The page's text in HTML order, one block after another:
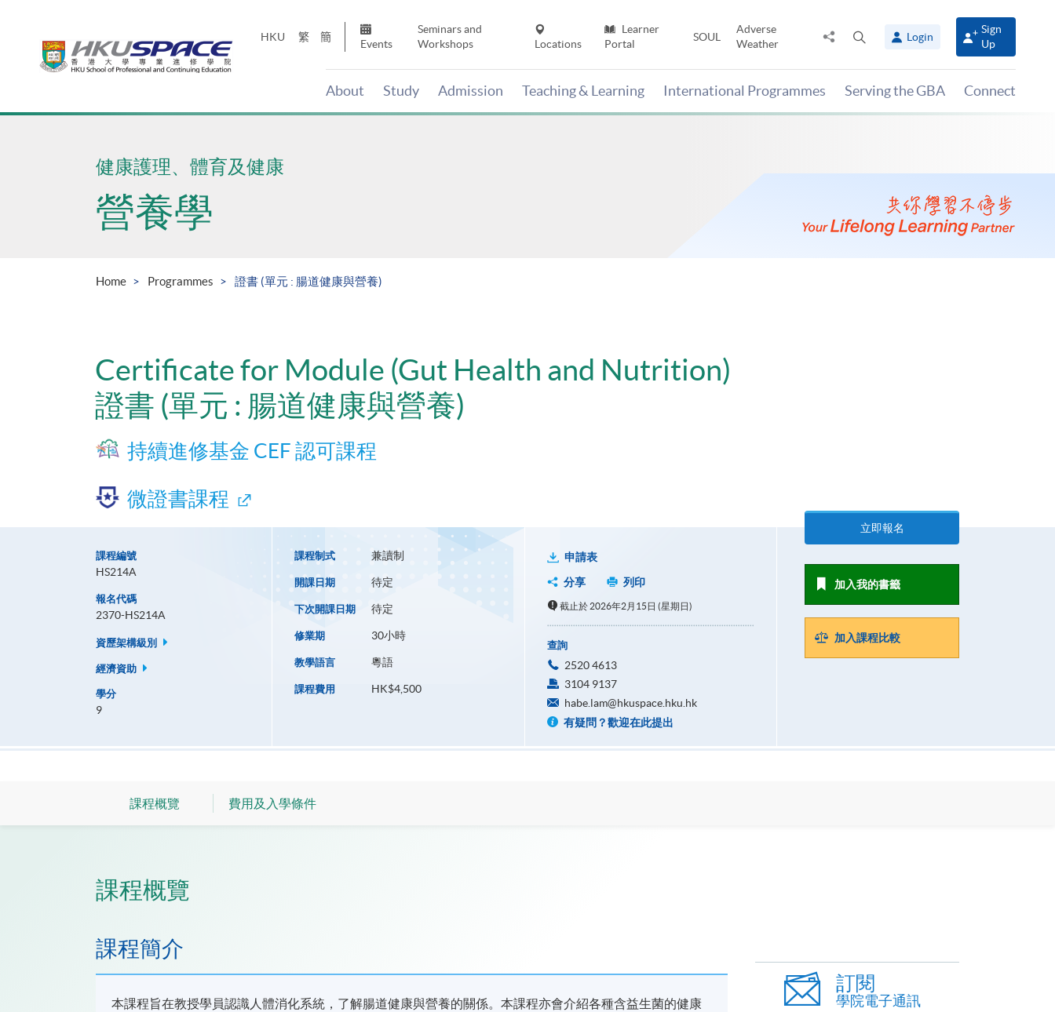
HKU 繁 簡
Events
Seminars and
Workshops
Locations
Learner
Portal
SOUL
Adverse
Weather
Share
panel
Login
Sign
Up
About Study Admission Teaching & Learning International Programmes Serving the GBA Connect
Main
健康護理、體育及健康
營養學
Home Programmes 證書 (單元 : 腸道健康與營養)
Certificate for Module (Gut Health and Nutrition)
證書 (單元 : 腸道健康與營養)
持續進修基金 CEF 認可課程
微證書課程
課程編號
HS214A
報名代碼
2370-HS214A
資歷架構級別
經濟資助
學分
9
課程制式 兼讀制
開課日期 待定
下次開課日期 待定
修業期 30小時
教學語言 粵語
課程費用 HK$4,500
申請表
分享
列印
截止於 2026年2月15日 (星期日)
查詢
2520 4613
3104 9137
habe.lam@hkuspace.hku.hk
有疑問？歡迎在此提出
立即報名
加入我的書籤
加入課程比較
課程概覽 費用及入學條件
課程概覽
課程簡介
本課程旨在教授學員認識人體消化系統，了解腸道健康與營養的關係。本課程亦會介紹各種含益生菌的健康
訂閱
學院電子通訊